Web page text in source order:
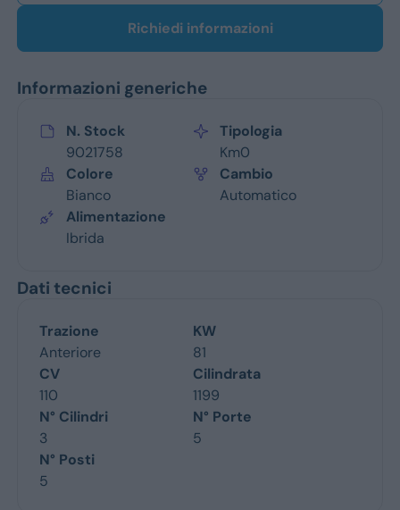
Renault
Vedi tutti i marchi
Richiedi informazioni
Informazioni generiche
N. Stock
9021758
Tipologia
Km0
Colore
Bianco
Cambio
Automatico
Alimentazione
Ibrida
Dati tecnici
Trazione
Anteriore
KW
81
CV
110
Cilindrata
1199
N° Cilindri
3
N° Porte
5
N° Posti
5